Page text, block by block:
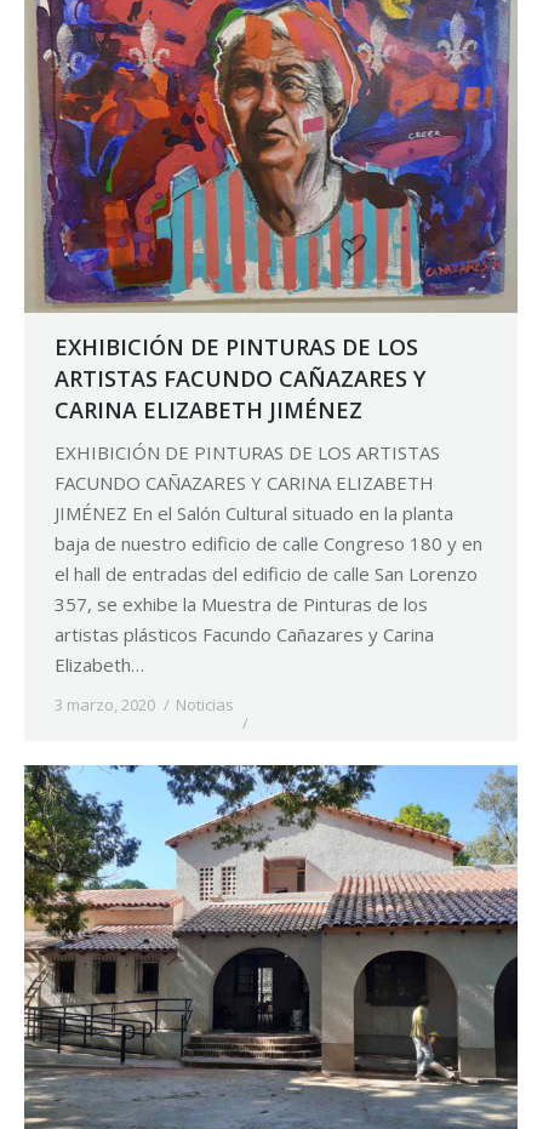
EXHIBICIÓN DE PINTURAS DE LOS
ARTISTAS FACUNDO CAÑAZARES Y
CARINA ELIZABETH JIMÉNEZ
EXHIBICIÓN DE PINTURAS DE LOS ARTISTAS
FACUNDO CAÑAZARES Y CARINA ELIZABETH
JIMÉNEZ En el Salón Cultural situado en la planta
baja de nuestro edificio de calle Congreso 180 y en
el hall de entradas del edificio de calle San Lorenzo
357, se exhibe la Muestra de Pinturas de los
artistas plásticos Facundo Cañazares y Carina
Elizabeth…
3 marzo, 2020 Noticias